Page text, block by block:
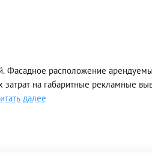
Фасадное расположение
на габаритные рекламные
далее